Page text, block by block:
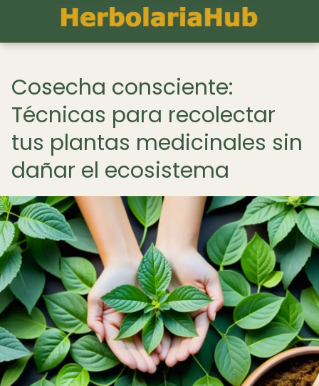
Cosecha consciente:
Técnicas para recolectar
tus plantas medicinales sin
dañar el ecosistema